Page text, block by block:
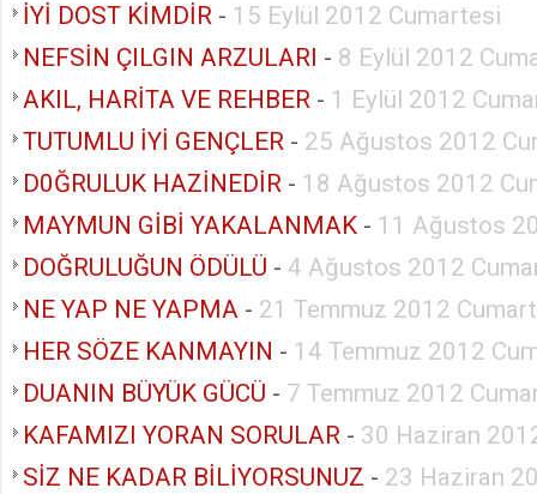
İYİ DOST KİMDİR - 15 Eylül 2012 Cumartesi
NEFSİN ÇILGIN ARZULARI - 8 Eylül 2012
AKIL, HARİTA VE REHBER - 1 Eylül 2012
TUTUMLU İYİ GENÇLER - 25 Ağustos 2012
D0ĞRULUK HAZİNEDİR - 18 Ağustos 2012
MAYMUN GİBİ YAKALANMAK - 11 Ağustos
DOĞRULUĞUN ÖDÜLÜ - 4 Ağustos 2012
NE YAP NE YAPMA - 21 Temmuz 2012
HER SÖZE KANMAYIN - 14 Temmuz 2012
DUANIN BÜYÜK GÜCÜ - 7 Temmuz 2012
KAFAMIZI YORAN SORULAR - 30 Haziran
SİZ NE KADAR BİLİYORSUNUZ - 23 Haziran